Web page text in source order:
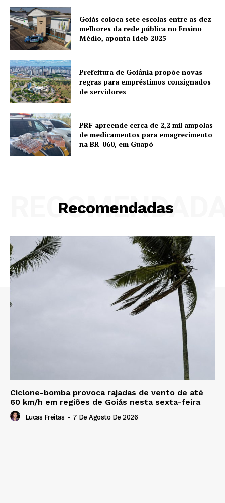
Goiás coloca sete escolas entre as dez
melhores da rede pública no Ensino
Médio, aponta Ideb 2025
Prefeitura de Goiânia propõe novas
regras para empréstimos consignados
de servidores
PRF apreende cerca de 2,2 mil ampolas
de medicamentos para emagrecimento
na BR-060, em Guapó
Recomendadas
Ciclone-bomba provoca rajadas de vento de até
60 km/h em regiões de Goiás nesta sexta-feira
Lucas Freitas - 7 De Agosto De 2026